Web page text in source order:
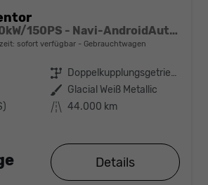
1.5 TSI DSG 110kW/150PS - Navi-AndroidAuto&AppleCarPlay-ACC-Klimaautomatik 3Zonen-SHZ-Lenkradheizung-LED-PDC-Kamera-Sunset-Alu19"-sofort
sofort verfügbar Gebrauchtwagen
Getriebe
Doppelkupplungsgetriebe (DSG)
Außenfarbe Glacial Weiß Metallic
Kilometerstand 44.000 km
Details